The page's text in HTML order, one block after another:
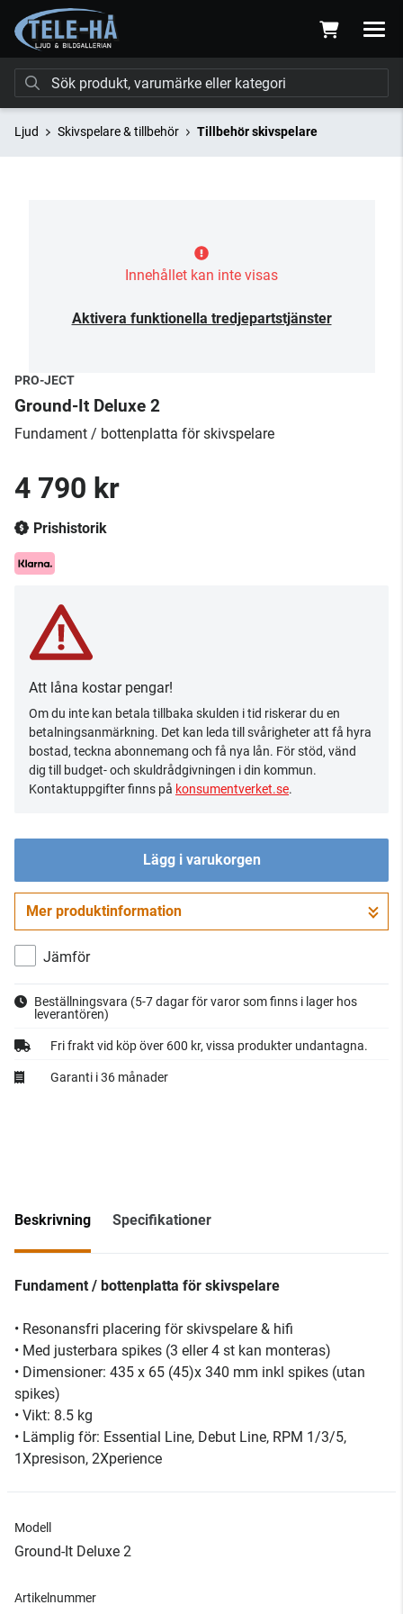
Ljud Skivspelare & tillbehör Tillbehör skivspelare
Innehållet kan inte visas
Aktivera funktionella tredjepartstjänster
PRO-JECT
Ground-It Deluxe 2
Fundament / bottenplatta för skivspelare
4 790 kr
Prishistorik
Att låna kostar pengar!
Om du inte kan betala tillbaka skulden i tid riskerar du en
betalningsanmärkning. Det kan leda till svårigheter att få hyra
bostad, teckna abonnemang och få nya lån. För stöd, vänd
dig till budget- och skuldrådgivningen i din kommun.
Kontaktuppgifter finns på konsumentverket.se.
Lägg i varukorgen
Gå till kassan
Mer produktinformation
Jämför
Beställningsvara (5-7 dagar för varor som finns i lager hos
leverantören)
Fri frakt vid köp över 600 kr, vissa produkter undantagna.
Garanti i 36 månader
Beskrivning Specifikationer
Fundament / bottenplatta för skivspelare
• Resonansfri placering för skivspelare & hifi
• Med justerbara spikes (3 eller 4 st kan monteras)
• Dimensioner: 435 x 65 (45)x 340 mm inkl spikes (utan
spikes)
• Vikt: 8.5 kg
• Lämplig för: Essential Line, Debut Line, RPM 1/3/5,
1Xpresison, 2Xperience
Modell
Ground-It Deluxe 2
Artikelnummer